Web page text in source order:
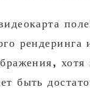
рендеринга
хотя
быть